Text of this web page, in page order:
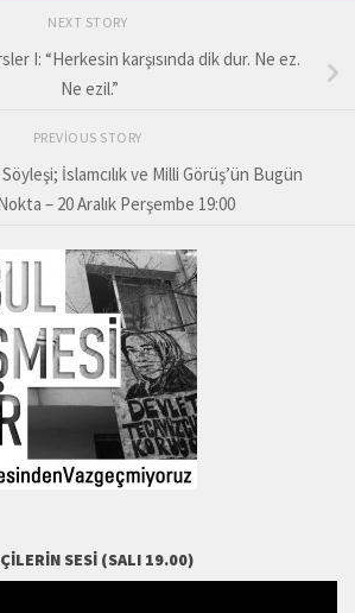
NEXT STORY
I: “Herkesin karşısında dik dur. Ne ez.
Ne ezil.”
PREVIOUS STORY
İslamcılık ve Milli Görüş’ün Bugün
– 20 Aralık Perşembe 19:00
SESI (SALI 19.00)